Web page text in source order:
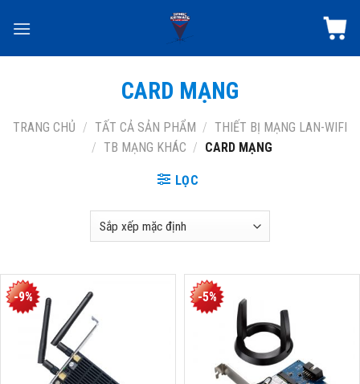
CARD MẠNG
TRANG CHỦ / TẤT CẢ SẢN PHẨM / THIẾT BỊ MẠNG LAN-WIFI
/ TB MẠNG KHÁC / CARD MẠNG
LỌC
-9% -5%